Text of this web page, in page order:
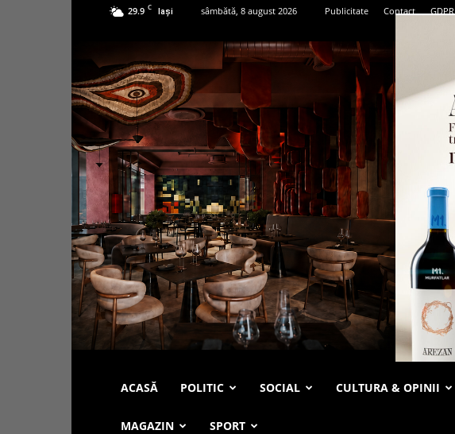
29.9 C Iași sâmbătă, 8 august 2026 Publicitate Contact GDPR
ACASĂ POLITIC SOCIAL CULTURA & OPINII
MAGAZIN SPORT